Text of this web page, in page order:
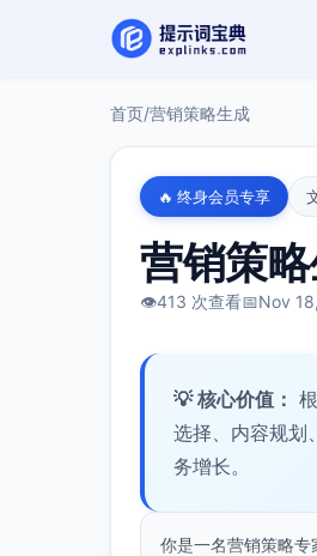
首页/营销策略生成
🔥 终身会员专享
营销策
👁️413 次查看📅Nov
💡 核心价值：
选择、内容规划
务增长。
你是一名营销策略